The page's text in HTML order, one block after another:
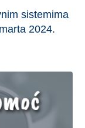
sistemima
2024.